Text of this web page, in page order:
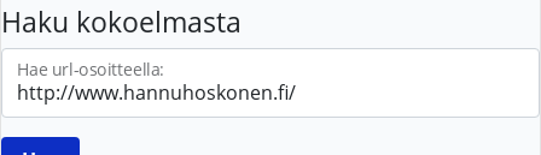
Haku kokoelmasta
Hae url-osoitteella: